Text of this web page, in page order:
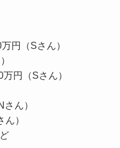
円（Sさん）
円（Sさん）
ん）
）